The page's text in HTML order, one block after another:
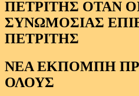
ΠΕΤΡΙΤΗΣ
ΝΕΑ ΕΚΠΟΜΠΗ
ΟΛΟΥΣ